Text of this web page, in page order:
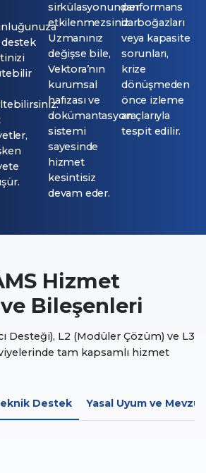
sirkülasyonundan
etkilenmezsiniz.
Uzmanınız
değişse bile,
Vektora’nın
kurumsal
hafızası ve
dokümantasyon
sistemi
sayesinde
hizmet
kesintisiz
devam eder.
performans
darboğazları
veya kapasite
sorunları,
krize
dönüşmeden
önce izleme
araçlarıyla
tespit edilir.
Hizmet
Bileşenleri
Desteği), L2 (Modüler Çözüm) ve L3
tam kapsamlı hizmet
Destek Yasal Uyum ve